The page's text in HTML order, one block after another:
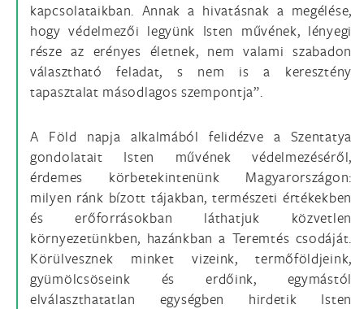
kapcsolataikban. Annak a hivatásnak a megélése,
hogy védelmezői legyünk Isten művének, lényegi
része az erényes életnek, nem valami szabadon
választható feladat, s nem is a keresztény
tapasztalat másodlagos szempontja”.
A Föld napja alkalmából felidézve a Szentatya
gondolatait Isten művének védelmezéséről,
érdemes körbetekintenünk Magyarországon:
milyen ránk bízott tájakban, természeti értékekben
és erőforrásokban láthatjuk közvetlen
környezetünkben, hazánkban a Teremtés csodáját.
Körülvesznek minket vizeink, termőföldjeink,
gyümölcsöseink és erdőink, egymástól
elválaszthatatlan egységben hirdetik Isten